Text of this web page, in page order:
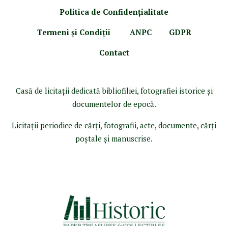
Politica de Confidenţialitate
Termeni şi Condiţii
ANPC
GDPR
Contact
Casă de licitaţii dedicată bibliofiliei, fotografiei istorice şi
documentelor de epocă.
Licitaţii periodice de cărţi, fotografii, acte, documente, cărţi
poştale şi manuscrise.